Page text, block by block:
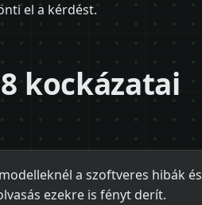
el a kérdést.
kockázatai
a szoftveres hibák és
ezekre is fényt derít.